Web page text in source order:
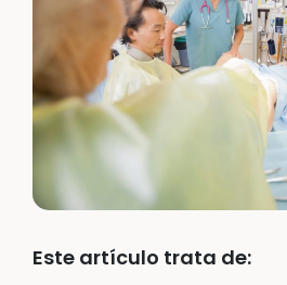
Este artículo trata de: